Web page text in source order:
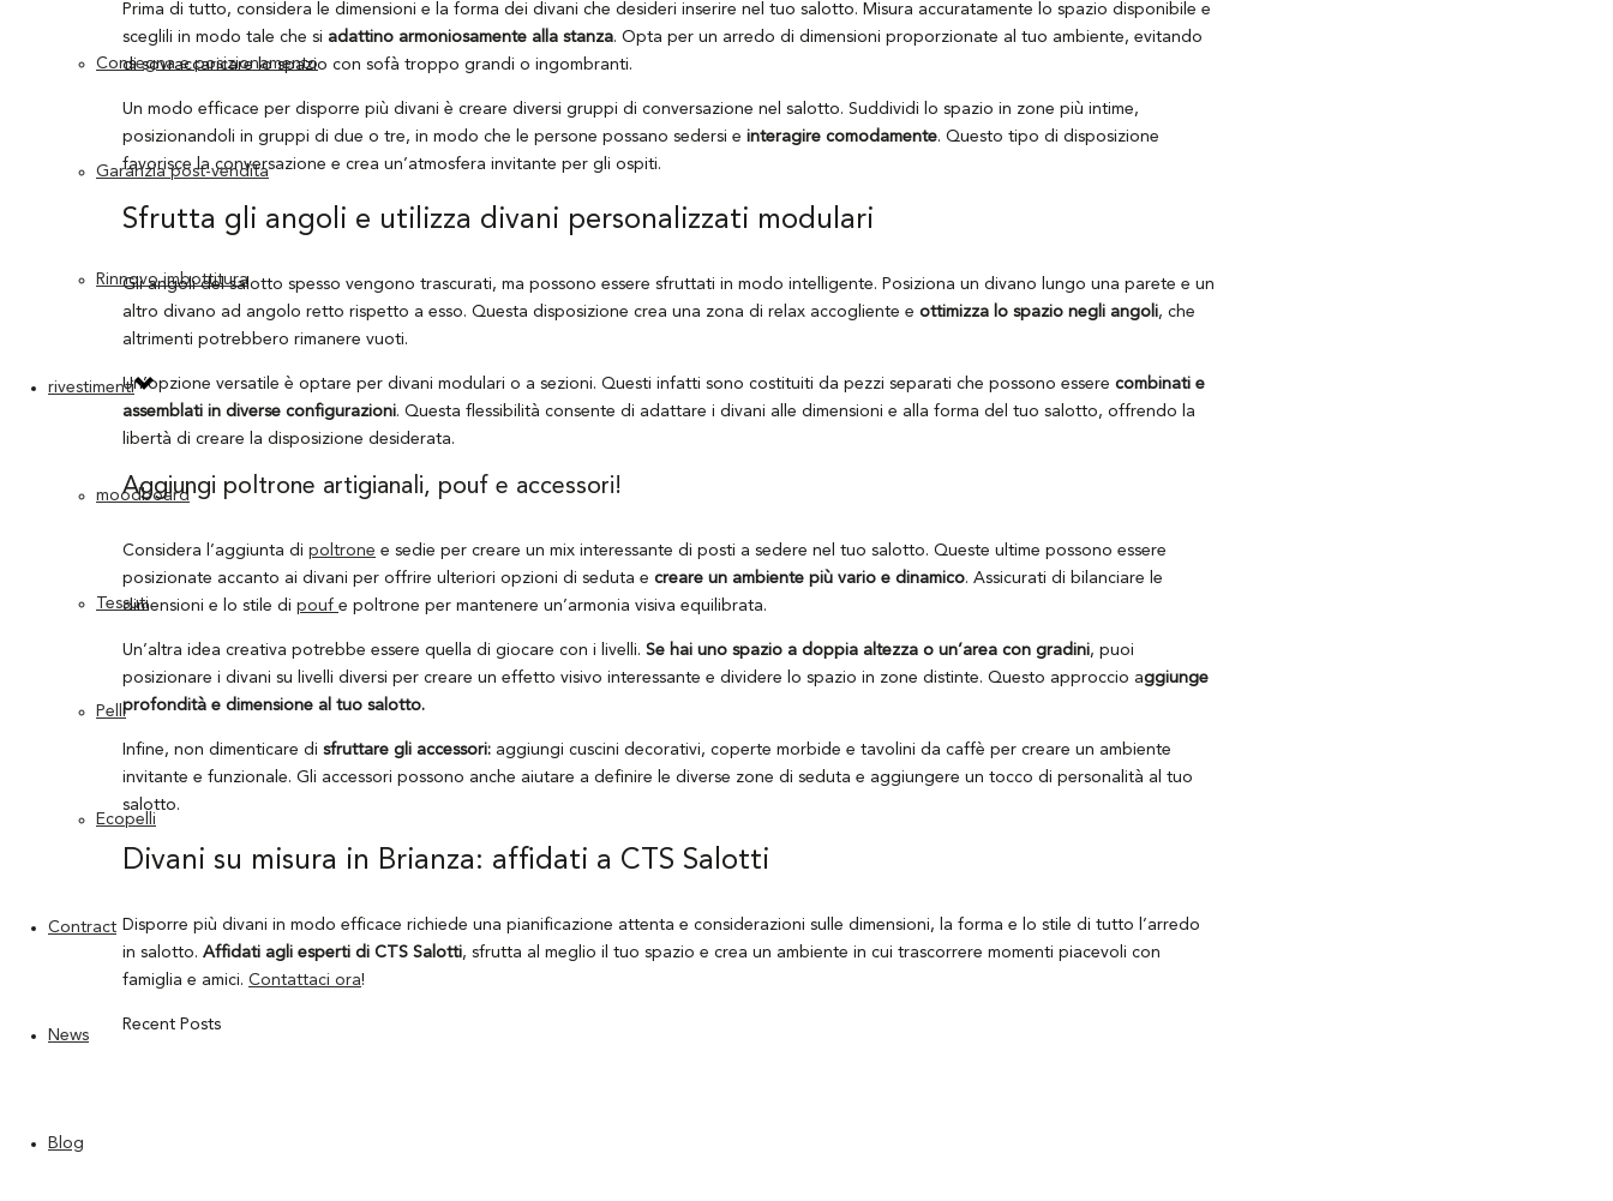
Consegna e posizionamento
Garanzia post-vendita
Rinnovo imbottitura
rivestimenti
moodboard
Tessuti
Pelli
Ecopelli
Contract
News
Blog
Prima di tutto, considera le dimensioni e la forma dei divani che desideri inserire nel tuo salotto. Misura accuratamente lo spazio disponibile e
sceglili in modo tale che si adattino armoniosamente alla stanza. Opta per un arredo di dimensioni proporzionate al tuo ambiente, evitando
di sovraccaricare lo spazio con sofà troppo grandi o ingombranti.
Un modo efficace per disporre più divani è creare diversi gruppi di conversazione nel salotto. Suddividi lo spazio in zone più intime,
posizionandoli in gruppi di due o tre, in modo che le persone possano sedersi e interagire comodamente. Questo tipo di disposizione
favorisce la conversazione e crea un’atmosfera invitante per gli ospiti.
Sfrutta gli angoli e utilizza divani personalizzati modulari
Gli angoli del salotto spesso vengono trascurati, ma possono essere sfruttati in modo intelligente. Posiziona un divano lungo una parete e un
altro divano ad angolo retto rispetto a esso. Questa disposizione crea una zona di relax accogliente e ottimizza lo spazio negli angoli, che
altrimenti potrebbero rimanere vuoti.
Un’opzione versatile è optare per divani modulari o a sezioni. Questi infatti sono costituiti da pezzi separati che possono essere combinati e
assemblati in diverse configurazioni. Questa flessibilità consente di adattare i divani alle dimensioni e alla forma del tuo salotto, offrendo la
libertà di creare la disposizione desiderata.
Aggiungi poltrone artigianali, pouf e accessori!
Considera l’aggiunta di poltrone e sedie per creare un mix interessante di posti a sedere nel tuo salotto. Queste ultime possono essere
posizionate accanto ai divani per offrire ulteriori opzioni di seduta e creare un ambiente più vario e dinamico. Assicurati di bilanciare le
dimensioni e lo stile di pouf e poltrone per mantenere un’armonia visiva equilibrata.
Un’altra idea creativa potrebbe essere quella di giocare con i livelli. Se hai uno spazio a doppia altezza o un’area con gradini, puoi
posizionare i divani su livelli diversi per creare un effetto visivo interessante e dividere lo spazio in zone distinte. Questo approccio aggiunge
profondità e dimensione al tuo salotto.
Infine, non dimenticare di sfruttare gli accessori: aggiungi cuscini decorativi, coperte morbide e tavolini da caffè per creare un ambiente
invitante e funzionale. Gli accessori possono anche aiutare a definire le diverse zone di seduta e aggiungere un tocco di personalità al tuo
salotto.
Divani su misura in Brianza: affidati a CTS Salotti
Disporre più divani in modo efficace richiede una pianificazione attenta e considerazioni sulle dimensioni, la forma e lo stile di tutto l’arredo
in salotto. Affidati agli esperti di CTS Salotti, sfrutta al meglio il tuo spazio e crea un ambiente in cui trascorrere momenti piacevoli con
famiglia e amici. Contattaci ora!
Recent Posts